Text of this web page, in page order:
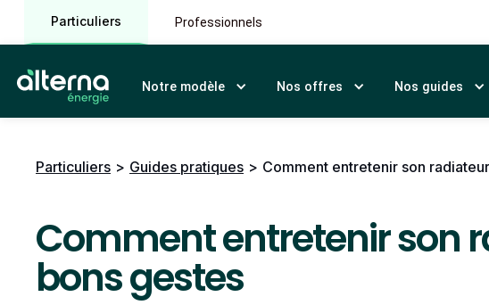
Particuliers Professionnels
Notre modèle Nos offres Nos guides
Particuliers > Guides pratiques > Comment entretenir son
Comment entretenir son
bons gestes